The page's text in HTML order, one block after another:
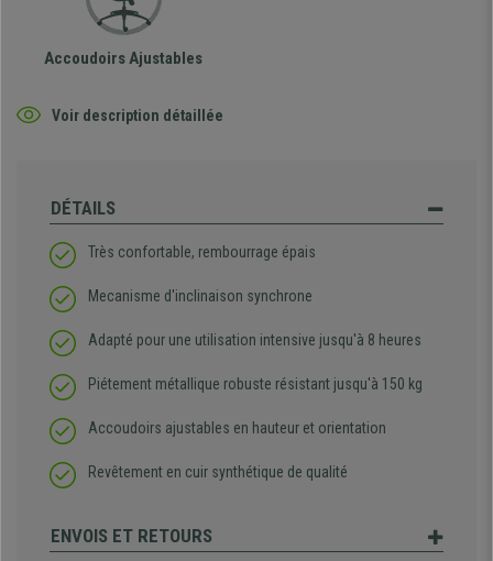
Accoudoirs Ajustables
Voir description détaillée
DÉTAILS
Très confortable, rembourrage épais
Mecanisme d'inclinaison synchrone
Adapté pour une utilisation intensive jusqu'à 8 heures
Piétement métallique robuste résistant jusqu'à 150 kg
Accoudoirs ajustables en hauteur et orientation
Revêtement en cuir synthétique de qualité
ENVOIS ET RETOURS